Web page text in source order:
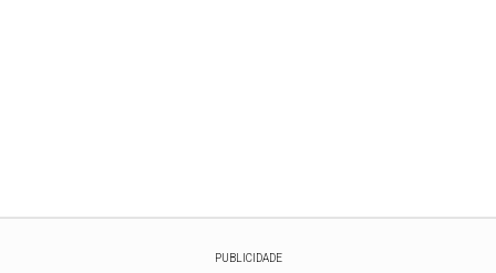
PUBLICIDADE